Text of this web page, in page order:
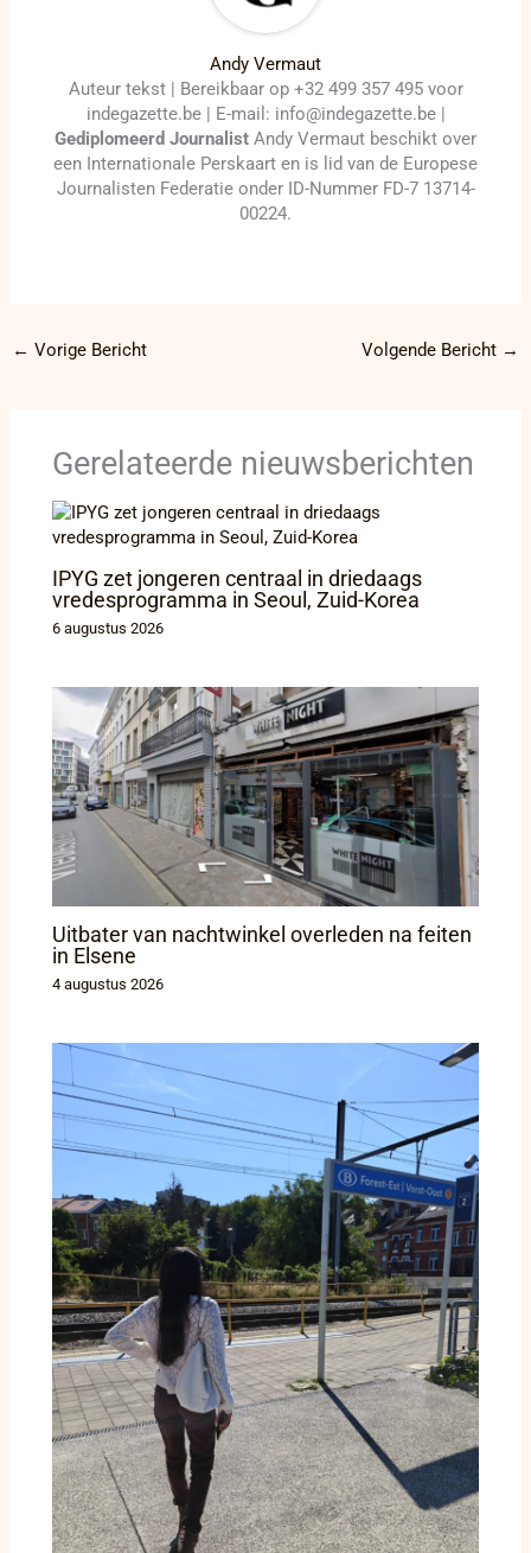
Andy Vermaut
Auteur tekst | Bereikbaar op +32 499 357 495 voor
indegazette.be | E-mail: info@indegazette.be |
Gediplomeerd Journalist Andy Vermaut beschikt over
een Internationale Perskaart en is lid van de Europese
Journalisten Federatie onder ID-Nummer FD-7 13714-
00224.
← Vorige Bericht Volgende Bericht →
Gerelateerde nieuwsberichten
IPYG zet jongeren centraal in driedaags
vredesprogramma in Seoul, Zuid-Korea
6 augustus 2026
Uitbater van nachtwinkel overleden na feiten
in Elsene
4 augustus 2026